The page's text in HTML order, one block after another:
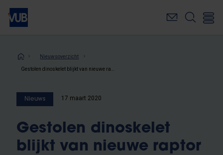
Overslaan
naar
inhoudKruimelpad
Nieuwsoverzicht
Nieuws 17 maart 2020
Gestolen dinoskelet
blijkt van nieuwe raptor